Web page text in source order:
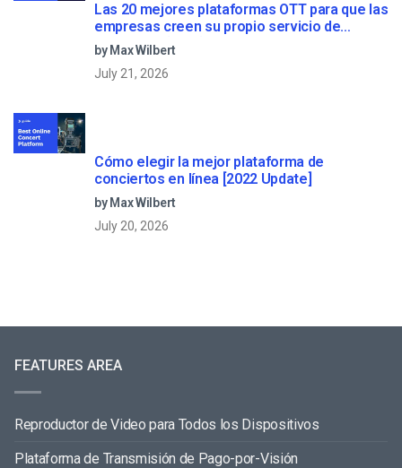
Las 20 mejores plataformas OTT para que las
empresas creen su propio servicio de
streaming (2026)
by Max Wilbert
July 21, 2026
Cómo elegir la mejor plataforma de
conciertos en línea [2022 Update]
by Max Wilbert
July 20, 2026
FEATURES AREA
Reproductor de Video para Todos los Dispositivos
Plataforma de Transmisión de Pago-por-Visión